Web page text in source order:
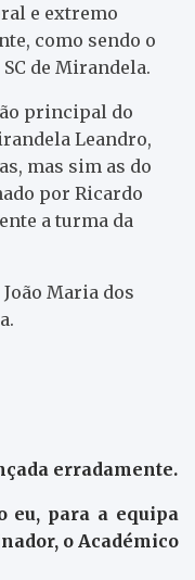
e extremo
como sendo o
de Mirandela.
principal do
Leandro,
mas sim as do
por Ricardo
a turma da
Maria dos
erradamente.
eu, para a equipa
o Académico